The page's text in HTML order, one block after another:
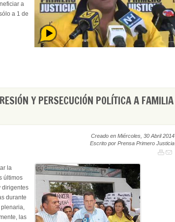
a
a 1 de
Y PERSECUCIÓN POLÍTICA A FAMILIA
Creado en Miércoles, 30 Abril 2014
Escrito por Prensa Primero Justicia
la
últimos
dirigentes
durante
las